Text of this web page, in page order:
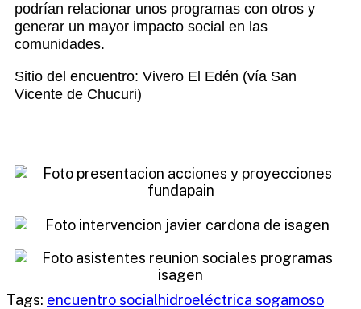
podrían relacionar unos programas con otros y
generar un mayor impacto social en las
comunidades.
Sitio del encuentro: Vivero E l Edén (vía San
Vicente de Chucuri)
Tags: encuentro socialhidroeléctrica sogamoso